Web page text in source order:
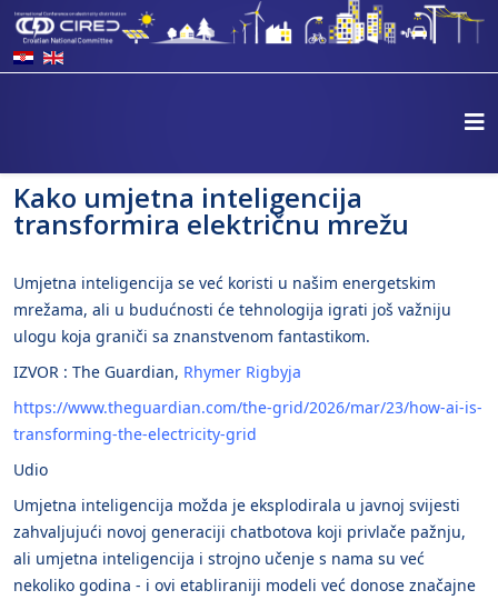
Kako umjetna inteligencija
transformira električnu mrežu
Umjetna inteligencija se već koristi u našim energetskim
mrežama, ali u budućnosti će tehnologija igrati još važniju
ulogu koja graniči sa znanstvenom fantastikom.
IZVOR : The Guardian, Rhymer Rigbyja
https://www.theguardian.com/the-grid/2026/mar/23/how-ai-is-
transforming-the-electricity-grid
Udio
Umjetna inteligencija možda je eksplodirala u javnoj svijesti
zahvaljujući novoj generaciji chatbotova koji privlače pažnju,
ali umjetna inteligencija i strojno učenje s nama su već
nekoliko godina - i ovi etabliraniji modeli već donose značajne